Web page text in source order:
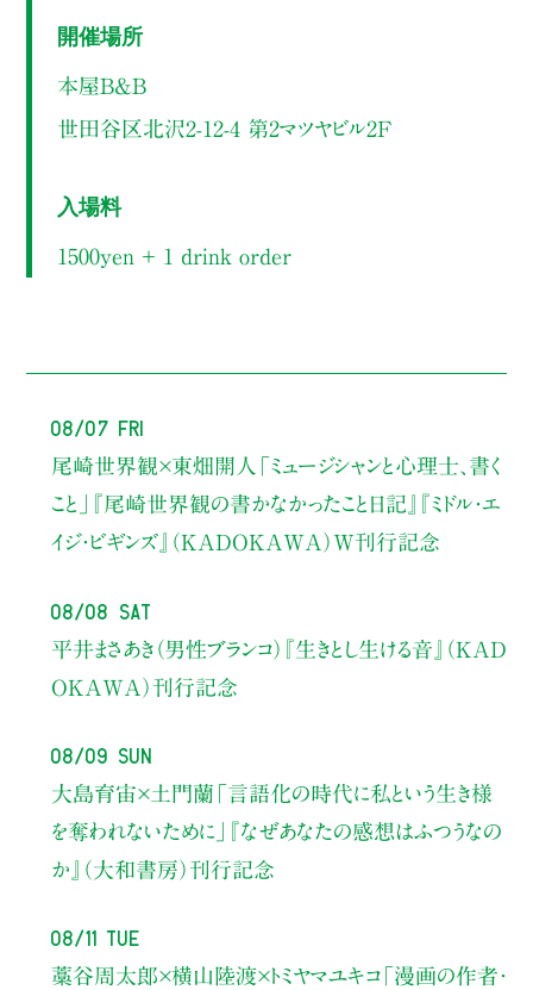
開催場所
本屋B&B
世田谷区北沢2-12-4 第2マツヤビル2F
入場料
1500yen ＋ 1 drink order
08/07 Fri
尾崎世界観×東畑開人
「ミュージシャンと心理士、書く
こと」
『尾崎世界観の書かなかったこと日記』『ミドル・エ
イジ・ビギンズ』（KADOKAWA）W刊行記念
08/08 Sat
平井まさあき（男性ブランコ） 『生きとし生ける音』（KAD
OKAWA）刊行記念
08/09 Sun
大島育宙×土門蘭 「言語化の時代に私という生き様
を奪われないために」
『なぜあなたの感想はふつうなの
か』（大和書房）刊行記念
08/11 Tue
藁谷周太郎×横山陸渡×トミヤマユキコ「漫画の作者・